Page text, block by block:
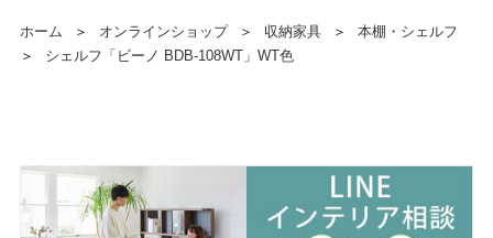
ホーム ＞ オンラインショップ ＞ 収納家具 ＞
本棚・シェルフ
＞
シェルフ「ビーノ BDB-108WT」WT色